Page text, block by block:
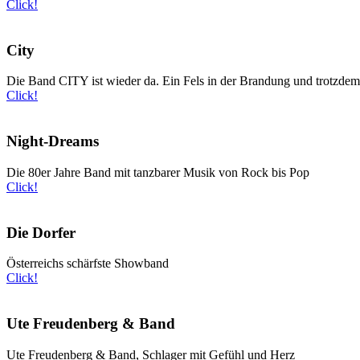
Click!
City
Die Band CITY ist wieder da. Ein Fels in der Brandung und
Click!
Night-Dreams
Die 80er Jahre Band mit tanzbarer Musik von Rock bis Pop
Click!
Die Dorfer
Österreichs schärfste Showband
Click!
Ute Freudenberg & Band
Ute Freudenberg & Band, Schlager mit Gefühl und Herz